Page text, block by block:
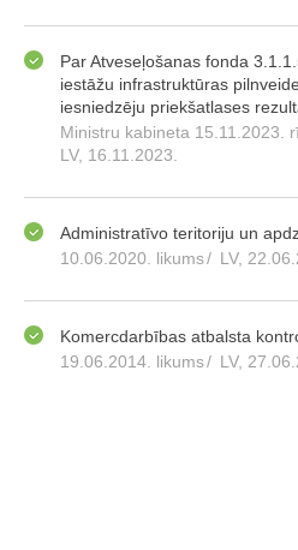
Par Atveseļošanas fonda
iestāžu infrastruktūras
iesniedzēju priekšatlases
Ministru kabineta 15.11.2023.
LV, 16.11.2023.
Administratīvo teritoriju un
10.06.2020. likums/ LV,
Komercdarbības atbalsta
19.06.2014. likums/ LV,